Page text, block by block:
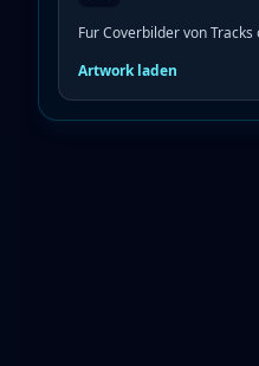
Fur Coverbilder von Tracks
Artwork laden